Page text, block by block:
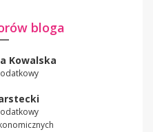
bloga
Kowalska